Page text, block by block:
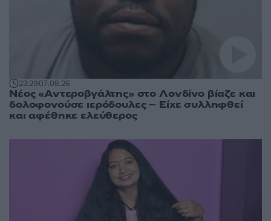
23:2907.08.26
Νέος «Αντεροβγάλτης» στο Λονδίνο βίαζε και
δολοφονούσε ιερόδουλες – Είχε συλληφθεί
και αφέθηκε ελεύθερος